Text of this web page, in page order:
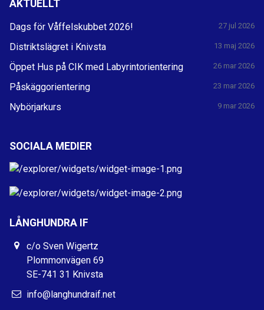
AKTUELLT
Dags för Våffelskubbet 2026! 27 jul 2026
Distriktslägret i Knivsta 13 maj 2026
Öppet Hus på CIK med Labyrintorientering 26 mar 2026
Påskäggorientering 23 mar 2026
Nybörjarkurs 9 mar 2026
SOCIALA MEDIER
LÅNGHUNDRA IF
c/o Sven Wigertz
Plommonvägen 69
SE-741 31 Knivsta
info@langhundraif.net